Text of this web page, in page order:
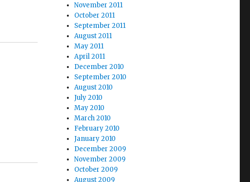
November 2011
October 2011
September 2011
August 2011
May 2011
April 2011
December 2010
September 2010
August 2010
July 2010
May 2010
March 2010
February 2010
January 2010
December 2009
November 2009
October 2009
August 2009